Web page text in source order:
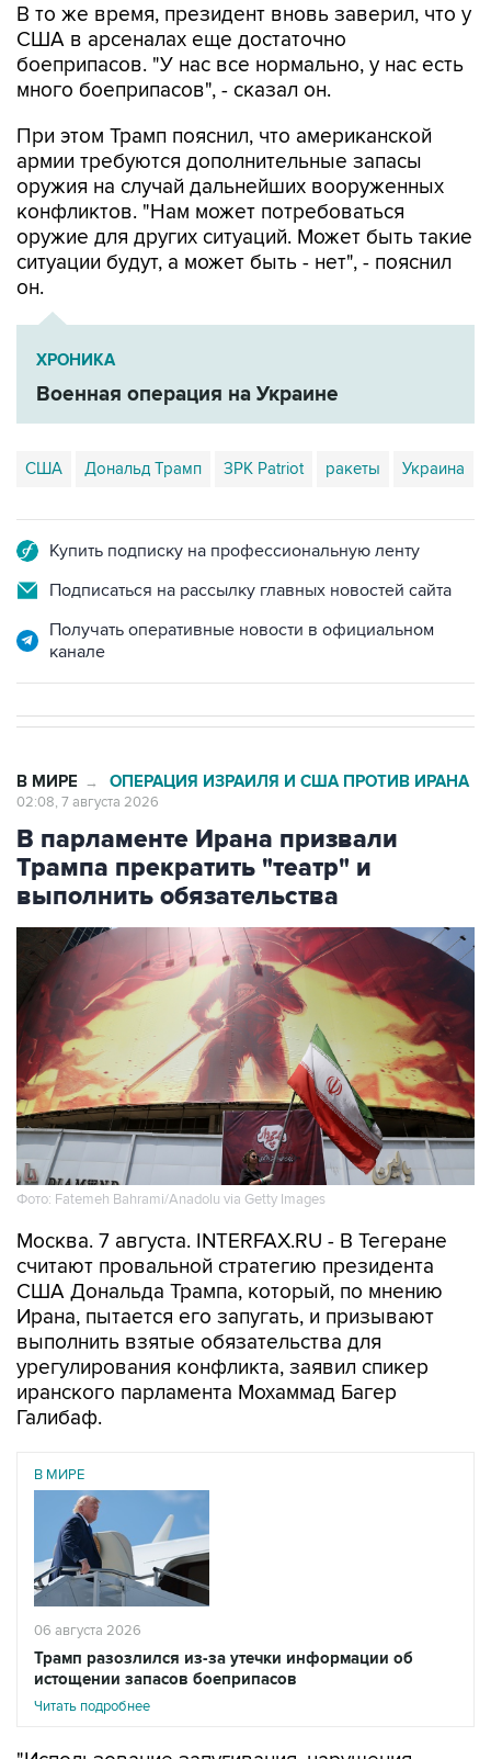
В то же время, президент вновь заверил, что у
США в арсеналах еще достаточно
боеприпасов. "У нас все нормально, у нас есть
много боеприпасов", - сказал он.
При этом Трамп пояснил, что американской
армии требуются дополнительные запасы
оружия на случай дальнейших вооруженных
конфликтов. "Нам может потребоваться
оружие для других ситуаций. Может быть такие
ситуации будут, а может быть - нет", - пояснил
он.
ХРОНИКА
Военная операция на Украине
США Дональд Трамп ЗРК Patriot ракеты Украина
Купить подписку на профессиональную ленту
Подписаться на рассылку главных новостей сайта
Получать оперативные новости в официальном
канале
В МИРЕ → ОПЕРАЦИЯ ИЗРАИЛЯ И США ПРОТИВ ИРАНА
02:08, 7 августа 2026
В парламенте Ирана призвали
Трампа прекратить "театр" и
выполнить обязательства
Фото: Fatemeh Bahrami/Anadolu via Getty Images
Москва. 7 августа. INTERFAX.RU - В Тегеране
считают провальной стратегию президента
США Дональда Трампа, который, по мнению
Ирана, пытается его запугать, и призывают
выполнить взятые обязательства для
урегулирования конфликта, заявил спикер
иранского парламента Мохаммад Багер
Галибаф.
В МИРЕ
06 августа 2026
Трамп разозлился из-за утечки информации об
истощении запасов боеприпасов
Читать подробнее